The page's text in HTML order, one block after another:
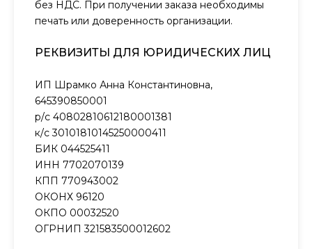
без НДС. При получении заказа необходимы
печать или доверенность организации.
РЕКВИЗИТЫ ДЛЯ ЮРИДИЧЕСКИХ ЛИЦ
ИП Шрамко Анна Константиновна,
645390850001
р/с 40802810612180001381
к/с 30101810145250000411
БИК 044525411
ИНН 7702070139
КПП 770943002
ОКОНХ 96120
ОКПО 00032520
ОГРНИП 321583500012602